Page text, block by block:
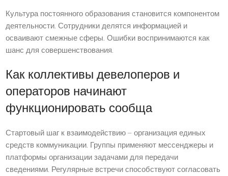
Культура постоянного образования становится компонентом
деятельности. Сотрудники делятся информацией и
осваивают смежные сферы. Ошибки воспринимаются как
шанс для совершенствования.
Как коллективы девелоперов и
операторов начинают
функционировать сообща
Стартовый шаг к взаимодействию – организация единых
средств коммуникации. Группы применяют мессенджеры и
платформы организации задачами для передачи
сведениями. Регулярные встречи способствуют согласовать